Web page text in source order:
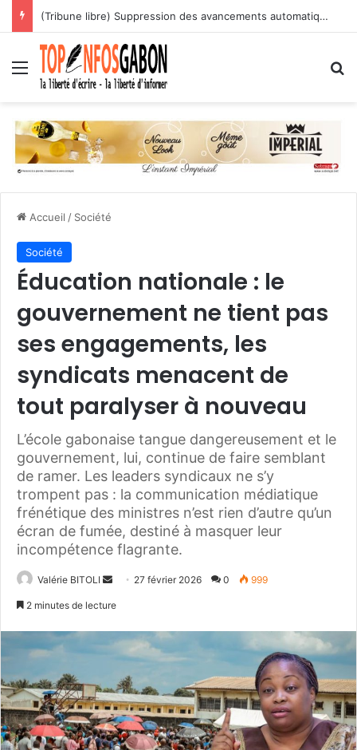
(Tribune libre) Suppression des avancements automatiques : l’assassinat programmé des carrières des agents publics
Menu
Accueil / Société
Société
Éducation nationale : le
gouvernement ne tient pas
ses engagements, les
syndicats menacent de
tout paralyser à nouveau
L’école gabonaise tangue dangereusement et le
gouvernement, lui, continue de faire semblant
de ramer. Les leaders syndicaux ne s’y
trompent pas : la communication médiatique
frénétique des ministres n’est rien d’autre qu’un
écran de fumée, destiné à masquer leur
incompétence flagrante.
Valérie BITOLI
r
u
n
27 février 2026 0 999
2 minutes de lecture